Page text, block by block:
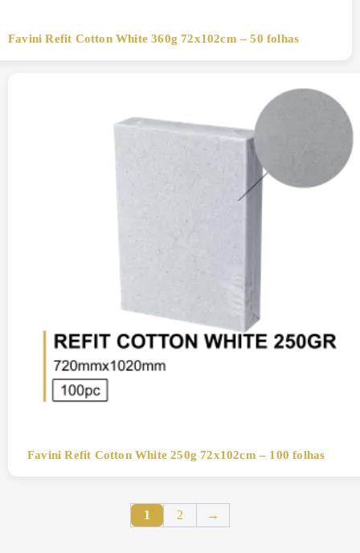
Favini Refit Cotton White 360g 72x102cm – 50 folhas
Favini Refit Cotton White 250g 72x102cm – 100 folhas
1 2 →